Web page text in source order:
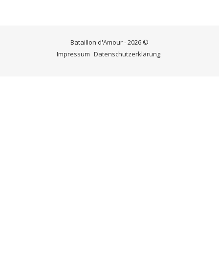
Bataillon d'Amour - 2026 ©
Impressum Datenschutzerklärung